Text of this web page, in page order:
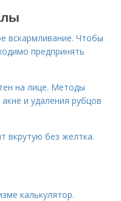
вскармливание. Чтобы
предпринять
на лице. Методы
и удаления рубцов
вкрутую без желтка.
калькулятор.